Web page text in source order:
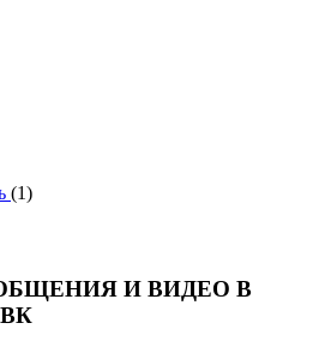
(1)
И ВИДЕО В